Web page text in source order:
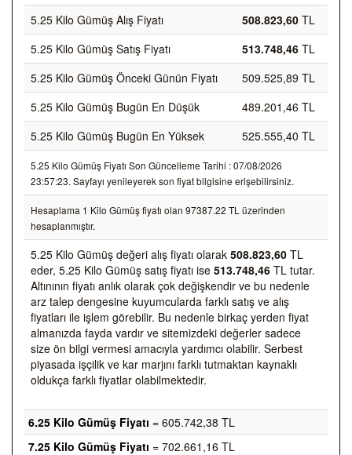
5.25 Kilo Gümüş Alış Fiyatı 508.823,60 TL
5.25 Kilo Gümüş Satış Fiyatı
513.748,46 TL
5.25 Kilo Gümüş Önceki Günün Fiyatı
509.525,89 TL
5.25 Kilo Gümüş Bugün En Düşük
489.201,46 TL
5.25 Kilo Gümüş Bugün En Yüksek
525.555,40 TL
5.25 Kilo Gümüş Fiyatı Son Güncelleme Tarihi : 07/08/2026
23:57:23. Sayfayı yenileyerek son fiyat bilgisine erişebilirsiniz.
Hesaplama 1 Kilo Gümüş fiyatı olan 97387.22 TL üzerinden
hesaplanmıştır.
5.25 Kilo Gümüş değeri alış fiyatı olarak 508.823,60 TL
eder, 5.25 Kilo Gümüş satış fiyatı ise 513.748,46 TL tutar.
Altınının fiyatı anlık olarak çok değişkendir ve bu nedenle
arz talep dengesine kuyumcularda farklı satış ve alış
fiyatları ile işlem görebilir. Bu nedenle birkaç yerden fiyat
almanızda fayda vardır ve sitemizdeki değerler sadece
size ön bilgi vermesi amacıyla yardımcı olabilir. Serbest
piyasada işçilik ve kar marjını farklı tutmaktan kaynaklı
oldukça farklı fiyatlar olabilmektedir.
6.25 Kilo Gümüş Fiyatı = 605.742,38 TL
7.25 Kilo Gümüş Fiyatı = 702.661,16 TL